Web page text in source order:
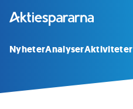
NyheterAnalyserAktiviteter